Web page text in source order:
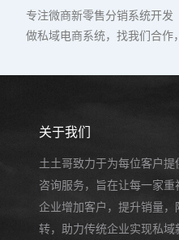
专注微商新零售分销系统开发
做私域电商系统，找我们合作
关于我们
土土哥致力于为每位客户
咨询服务，旨在让每一家
企业增加客户，提升销量
转，助力传统企业实现私